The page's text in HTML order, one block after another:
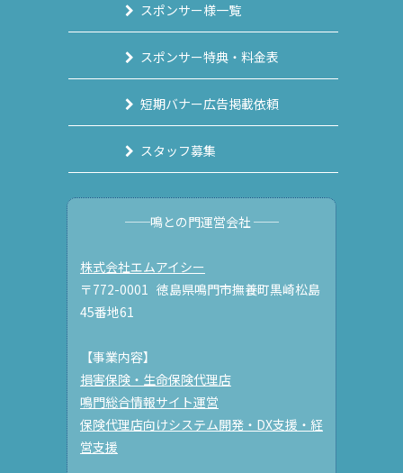
スポンサー様一覧
スポンサー特典・料金表
短期バナー広告掲載依頼
スタッフ募集
──鳴との門運営会社 ──
株式会社エムアイシー
〒772-0001 徳島県鳴門市撫養町黒崎松島
45番地61
【事業内容】
損害保険・生命保険代理店
鳴門総合情報サイト運営
保険代理店向けシステム開発・DX支援・経
営支援